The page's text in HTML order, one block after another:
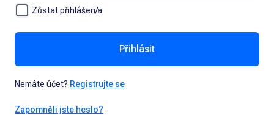
Zůstat přihlášen/a
Přihlásit
Nemáte účet? Registrujte se
Zapomněli jste heslo?